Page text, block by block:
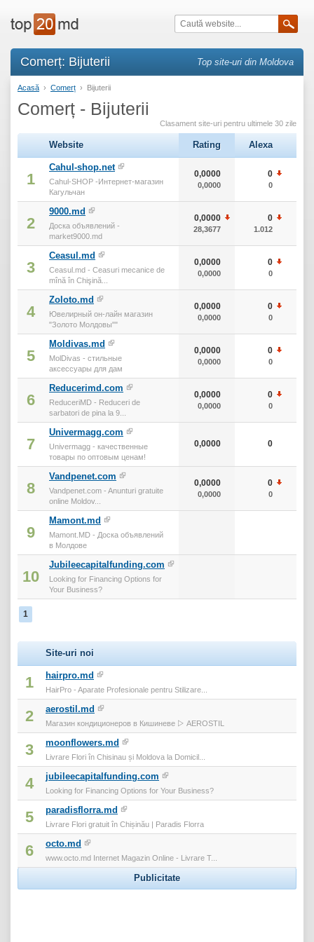
Comerț: Bijuterii Top site-uri din Moldova
Acasă › Comerț › Bijuterii
Comerț - Bijuterii
Clasament site-uri pentru ultimele 30 zile
Website Rating Alexa
1
Cahul-shop.net
Cahul-SHOP -Интернет-магазин
Кагульчан
0,0000
0,0000
0
0
2
9000.md
Доска объявлений -
market9000.md
0,0000
28,3677
0
1.012
3
Ceasul.md
Ceasul.md - Ceasuri mecanice de
mînă în Chişină...
0,0000
0,0000
0
0
4
Zoloto.md
Ювелирный он-лайн магазин
"Золото Молдовы""
0,0000
0,0000
0
0
5
Moldivas.md
MolDivas - стильные
аксессуары для дам
0,0000
0,0000
0
0
6
Reducerimd.com
ReduceriMD - Reduceri de
sarbatori de pina la 9...
0,0000
0,0000
0
0
7
Univermagg.com
Univermagg - качественные
товары по оптовым ценам!
0,0000 0
8
Vandpenet.com
Vandpenet.com - Anunturi gratuite
online Moldov...
0,0000
0,0000
0
0
9
Mamont.md
Mamont.MD - Доска объявлений
в Молдове
10
Jubileecapitalfunding.com
Looking for Financing Options for
Your Business?
1
Site-uri noi
1 hairpro.md
HairPro - Aparate Profesionale pentru Stilizare...
2 aerostil.md
Магазин кондиционеров в Кишиневе ▷ AEROSTIL
3 moonflowers.md
Livrare Flori în Chisinau și Moldova la Domicil...
4 jubileecapitalfunding.com
Looking for Financing Options for Your Business?
5 paradisflorra.md
Livrare Flori gratuit în Chișinău | Paradis Florra
6 octo.md
www.octo.md Internet Magazin Online - Livrare T...
Publicitate